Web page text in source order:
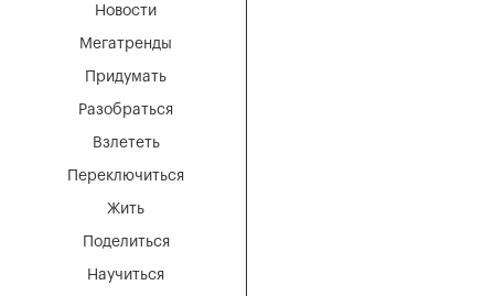
Мегатренды
Придумать
Разобраться
Взлететь
Новости
Переключиться
Жить
Поделиться
Научиться